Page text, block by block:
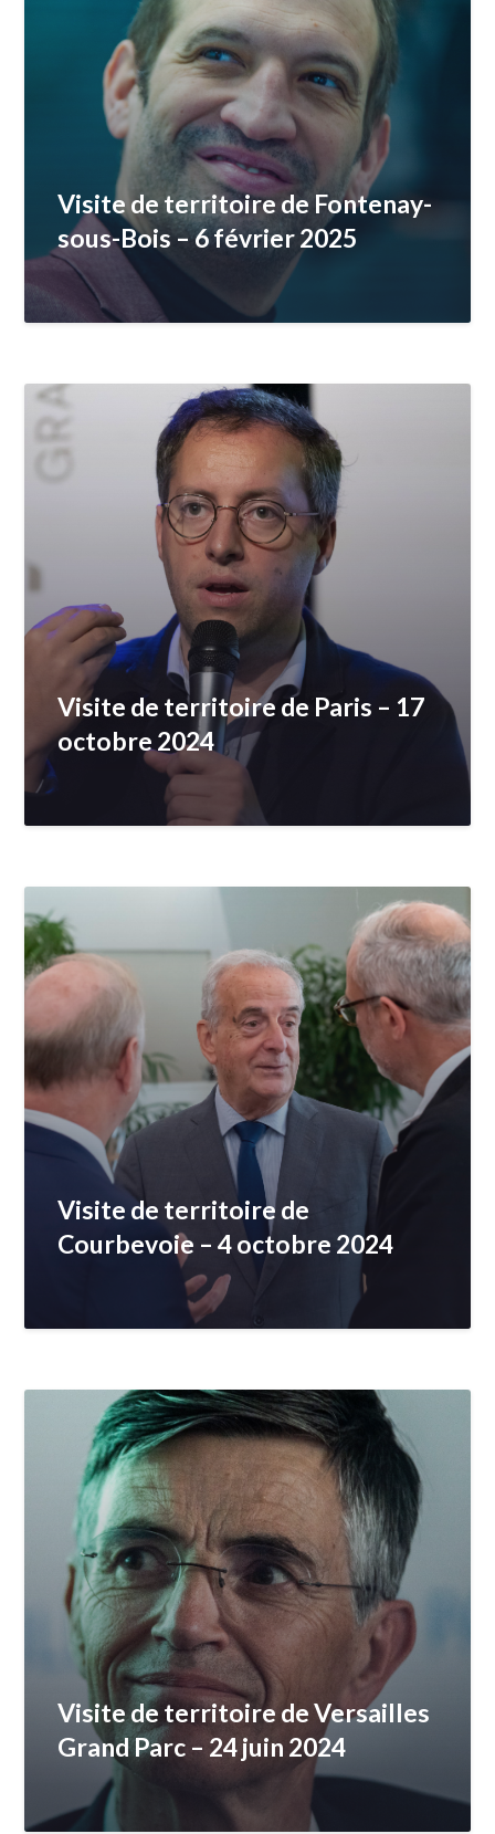
Visite de territoire de Fontenay-
sous-Bois – 6 février 2025
Visite de territoire de Paris – 17
octobre 2024
Visite de territoire de
Courbevoie – 4 octobre 2024
Visite de territoire de Versailles
Grand Parc – 24 juin 2024